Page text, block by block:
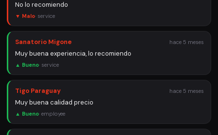
No lo recomiendo
▼ Malo· service
Sanatorio Migone hace 5 meses
Muy buena experiencia, lo recomiendo
▲ Bueno· service
Tigo Paraguay hace 5 meses
Muy buena calidad precio
▲ Bueno· employee